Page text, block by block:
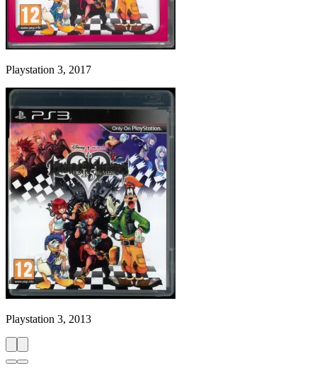
Playstation 3, 2017
Playstation 3, 2013